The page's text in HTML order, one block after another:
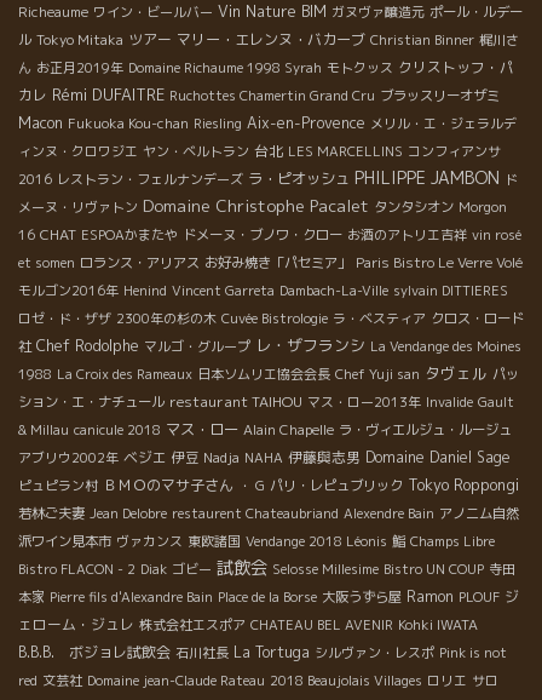
Richeaume ワイン・ビールバー Vin Nature BIM ガヌヴァ醸造元 ポール・ルデー
ル Tokyo Mitaka ツアー マリー・エレンヌ・バカーブ Christian Binner 梶川さ
ん お正月2019年 Domaine Richaume 1998 Syrah モトクッス クリストッフ・パ
カレ Rémi DUFAITRE Ruchottes Chamertin Grand Cru ブラッスリーオザミ
Macon Fukuoka Kou-chan Riesling Aix-en-Provence メリル・エ・ジェラルデ
ィンヌ・クロワジエ ヤン・ベルトラン 台北 LES MARCELLINS コンフィアンサ
2016 レストラン・フェルナンデーズ ラ・ピオッシュ PHILIPPE JAMBON ド
メーヌ・リヴァトン Domaine Christophe Pacalet タンタシオン Morgon
16 CHAT ESPOAかまたや ドメーヌ・ブノワ・クロー お酒のアトリエ吉祥 vin rosé
et somen ロランス・アリアス お好み焼き「パセミア」
Paris Bistro Le Verre Volé
モルゴン2016年 Henind Vincent Garreta Dambach-La-Ville sylvain DITTIERES
ロゼ・ド・ザザ 2300年の杉の木 Cuvée Bistrologie ラ・ベスティア クロス・ロード
社 Chef Rodolphe マルゴ・グループ レ・ザフランシ La Vendange des Moines
1988 La Croix des Rameaux 日本ソムリエ協会会長 Chef Yuji san タヴェル パッ
ション・エ・ナチュール restaurant TAIHOU マス・ロー2013年 Invalide Gault
& Millau canicule 2018 マス・ロー Alain Chapelle ラ・ヴィエルジュ・ルージュ
アブリウ2002年 ベジエ 伊豆 Nadja NAHA 伊藤與志男 Domaine Daniel Sage
ピュピラン村 ＢＭＯのマサ子さん ・ G パリ・レピュブリック Tokyo Roppongi
若林ご夫妻 Jean Delobre restaurent Chateaubriand Alexendre Bain アノニム自然
派ワイン見本市 ヴァカンス 東欧諸国 Vendange 2018 Léonis 鮨 Champs Libre
Bistro FLACON - 2 Diak ゴビー 試飲会 Selosse Millesime Bistro UN COUP 寺田
本家 Pierre fils d'Alexandre Bain Place de la Borse 大阪うずら屋 Ramon PLOUF ジ
ェローム・ジュレ 株式会社エスポア CHATEAU BEL AVENIR Kohki IWATA
B.B.B. ボジョレ試飲会 石川社長 La Tortuga シルヴァン・レスポ Pink is not
red 文芸社 Domaine jean-Claude Rateau 2018 Beaujolais Villages ロリエ サロ